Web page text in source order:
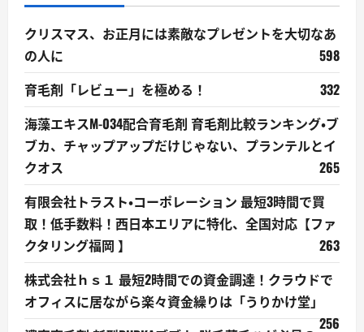
クリスマス、お正月には素敵なプレゼントを大切なあ
の人に
598
育毛剤「レビュー」を極める！
332
海藻エキスM-034配合育毛剤 育毛剤比較ランキング・ブ
ブカ、チャップアップだけじゃない、プランテルとイ
クオス
265
有限会社トラスト・コーポレーション 最短3時間で買
取！低手数料！西日本エリアに特化、全国対応【ファ
クタリング福岡 】
263
株式会社ｈｓ１ 最短2時間での資金調達！クラウドで
オフィスに居ながら楽々資金繰りは「うりかけ堂」
256